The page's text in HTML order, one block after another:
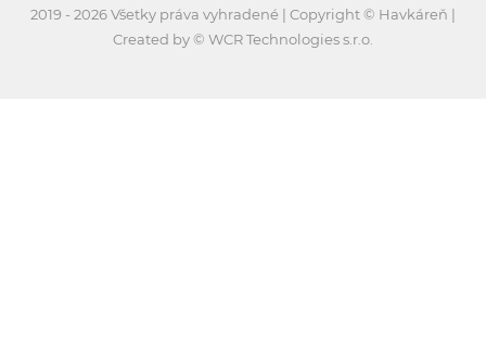
2019 - 2026 Všetky práva vyhradené | Copyright © Havkáreň |
Created by © WCR Technologies s.r.o.